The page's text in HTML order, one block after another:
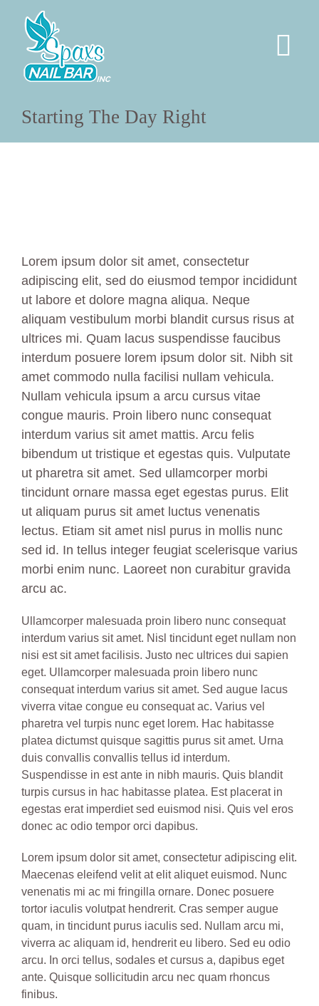
content
ABOUT US
BOOK NOW
Starting The Day Right
Lorem ipsum dolor sit amet, consectetur
adipiscing elit, sed do eiusmod tempor incididunt
ut labore et dolore magna aliqua. Neque
aliquam vestibulum morbi blandit cursus risus at
ultrices mi. Quam lacus suspendisse faucibus
interdum posuere lorem ipsum dolor sit. Nibh sit
amet commodo nulla facilisi nullam vehicula.
Nullam vehicula ipsum a arcu cursus vitae
congue mauris. Proin libero nunc consequat
interdum varius sit amet mattis. Arcu felis
bibendum ut tristique et egestas quis. Vulputate
ut pharetra sit amet. Sed ullamcorper morbi
tincidunt ornare massa eget egestas purus. Elit
ut aliquam purus sit amet luctus venenatis
lectus. Etiam sit amet nisl purus in mollis nunc
sed id. In tellus integer feugiat scelerisque varius
morbi enim nunc. Laoreet non curabitur gravida
arcu ac.
Ullamcorper malesuada proin libero nunc consequat
interdum varius sit amet. Nisl tincidunt eget nullam non
nisi est sit amet facilisis. Justo nec ultrices dui sapien
eget. Ullamcorper malesuada proin libero nunc
consequat interdum varius sit amet. Sed augue lacus
viverra vitae congue eu consequat ac. Varius vel
pharetra vel turpis nunc eget lorem. Hac habitasse
platea dictumst quisque sagittis purus sit amet. Urna
duis convallis convallis tellus id interdum.
Suspendisse in est ante in nibh mauris. Quis blandit
turpis cursus in hac habitasse platea. Est placerat in
egestas erat imperdiet sed euismod nisi. Quis vel eros
donec ac odio tempor orci dapibus.
Lorem ipsum dolor sit amet, consectetur adipiscing elit.
Maecenas eleifend velit at elit aliquet euismod. Nunc
venenatis mi ac mi fringilla ornare. Donec posuere
tortor iaculis volutpat hendrerit. Cras semper augue
quam, in tincidunt purus iaculis sed. Nullam arcu mi,
viverra ac aliquam id, hendrerit eu libero. Sed eu odio
arcu. In orci tellus, sodales et cursus a, dapibus eget
ante. Quisque sollicitudin arcu nec quam rhoncus
finibus.